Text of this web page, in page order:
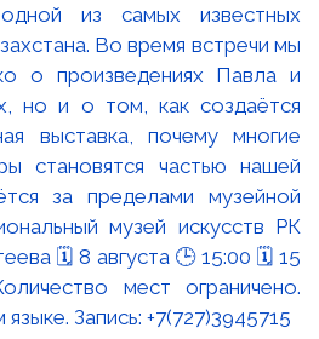
из самых известных
Во время встречи мы
о произведениях Павла и
но и о том, как создаётся
выставка, почему многие
становятся частью нашей
за пределами музейной
музей искусств РК
🗓 8 августа 🕒 15:00 🗓 15
мест ограничено.
Запись: +7(727)3945715